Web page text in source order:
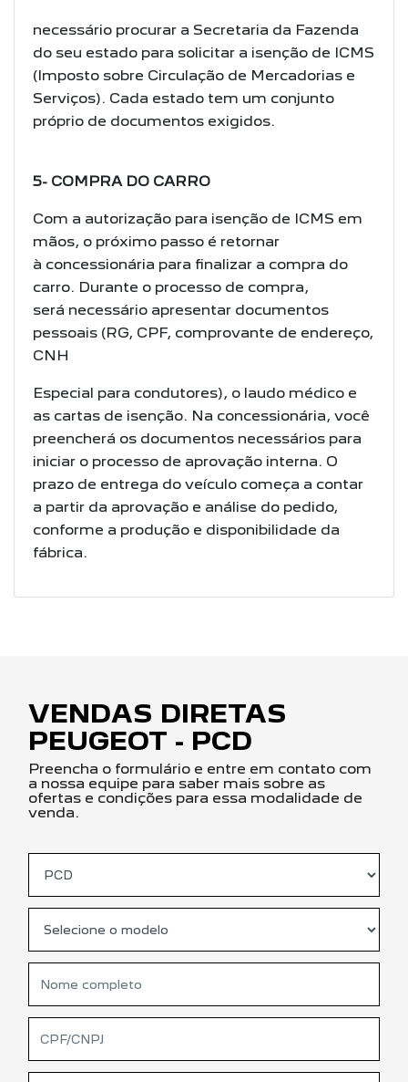
necessário procurar a Secretaria da Fazenda
do seu estado para solicitar a isenção de ICMS
(Imposto sobre Circulação de Mercadorias e
Serviços). Cada estado tem um conjunto
próprio de documentos exigidos.
5- COMPRA DO CARRO
Com a autorização para isenção de ICMS em
mãos, o próximo passo é retornar
à concessionária para finalizar a compra do
carro. Durante o processo de compra,
será necessário apresentar documentos
pessoais (RG, CPF, comprovante de endereço,
CNH
Especial para condutores), o laudo médico e
as cartas de isenção. Na concessionária, você
preencherá os documentos necessários para
iniciar o processo de aprovação interna. O
prazo de entrega do veículo começa a contar
a partir da aprovação e análise do pedido,
conforme a produção e disponibilidade da
fábrica.
VENDAS DIRETAS
PEUGEOT - PCD
Preencha o formulário e entre em contato com
a nossa equipe para saber mais sobre as
ofertas e condições para essa modalidade de
venda.